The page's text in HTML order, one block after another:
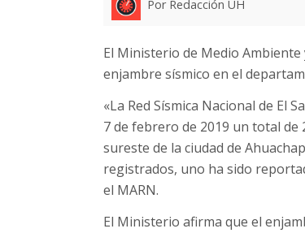
Por Redacción UH
El Ministerio de Medio
enjambre sísmico en el
«La Red Sísmica Nacional de El
7 de febrero de 2019 un total de
sureste de la ciudad de
registrados, uno ha sido
el MARN.
El Ministerio afirma que el